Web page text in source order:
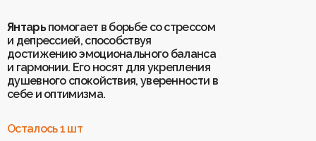
Доставка
Оплата
Гарантия и возврат
Услуги по ремонту
Обучение «Браслеты Мастера: искусство
О Keklik
Блог
Отзывы
Контакты
Пользовательское соглашение
Янтарьпомогает в борьбе со стрессом
и депрессией, способствуя
достижению эмоционального баланса
и гармонии. Его носят для укрепления
душевного спокойствия, уверенности в
себе и оптимизма.
Осталось 1 шт